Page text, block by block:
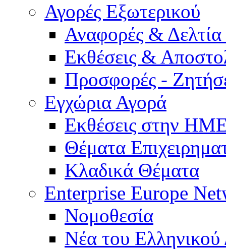
Αγορές Εξωτερικού
Αναφορές &
Εκθέσεις &
Προσφορές -
Εγχώρια Αγορά
Εκθέσεις στην
Θέματα
Κλαδικά Θέματα
Enterprise Europe
Νομοθεσία
Νέα του Ελληνικού